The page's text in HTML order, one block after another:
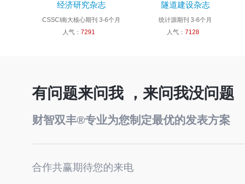
经济研究杂志
CSSCI南大核心期刊 3-6个月
人气： 7291
隧道建设杂志
统计源期刊 3-6个月
人气： 7128
有问题来问我 ，来问我没问题
财智双丰®专业为您制定最优的发表方案
合作共赢期待您的来电